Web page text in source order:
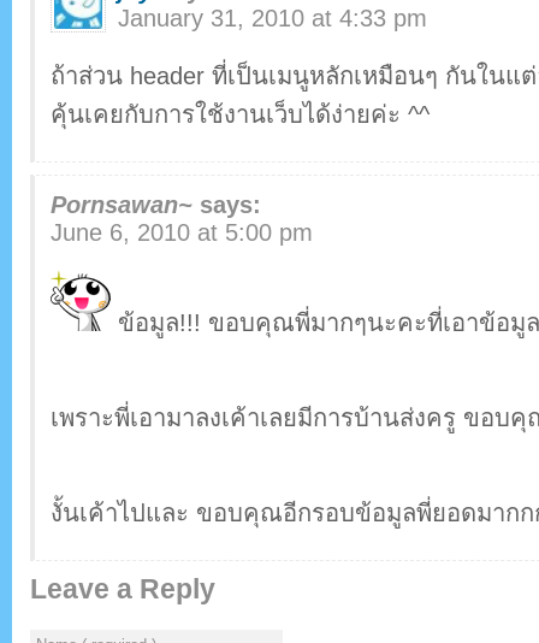
January 31, 2010 at 4:33 pm
ถ้าส่วน header ที่เป็นเมนูหลักเหมือนๆ กันในแ
คุ้นเคยกับการใช้งานเว็บได้ง่ายค่ะ ^^
Pornsawan~ says:
June 6, 2010 at 5:00 pm
ข้อมูล!!! ขอบคุณพี่มากๆนะคะที่เอาข้อมู
เพราะพี่เอามาลงเค้าเลยมีการบ้านส่งครู ขอบ
งั้นเค้าไปและ ขอบคุณอีกรอบข้อมูลพี่ยอดมาก
Leave a Reply